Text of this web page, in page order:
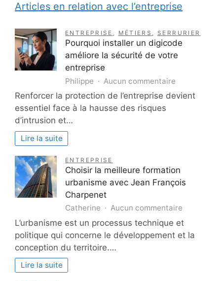
Articles en relation avec l’entreprise
ENTREPRISE , MÉTIERS , SERRURIER
Pourquoi installer un digicode
améliore la sécurité de votre
entreprise
Philippe Aucun commentaire
Pourquoi
installer
de
votre
entreprise
Renforcer la protection de l’entreprise devient
essentiel face à la hausse des risques
d’intrusion et…
Lire la suite
ENTREPRISE
Choisir la meilleure formation
urbanisme avec Jean François
Charpenet
Catherine Aucun commentaire
Choisir
la
meilleure
L’urbanisme est un processus technique et
politique qui concerne le développement et la
conception du territoire.…
Lire la suite